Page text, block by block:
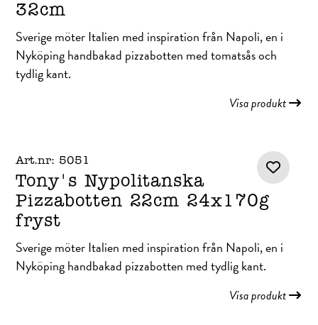
32cm
Sverige möter Italien med inspiration från Napoli, en i
Nyköping handbakad pizzabotten med tomatsås och
tydlig kant.
Visa produkt
Art.nr: 5051
Tony's Nypolitanska
Pizzabotten 22cm 24x170g
fryst
Sverige möter Italien med inspiration från Napoli, en i
Nyköping handbakad pizzabotten med tydlig kant.
Visa produkt